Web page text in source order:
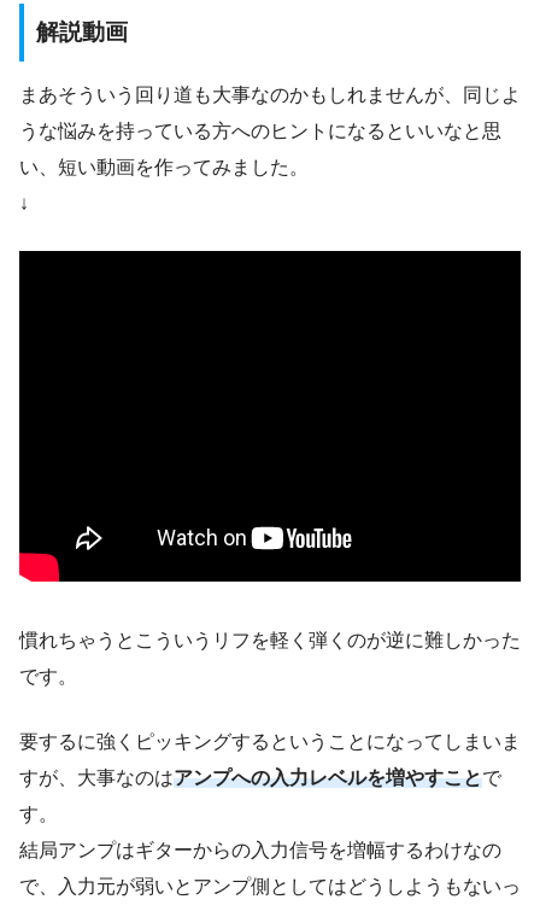
解説動画
まあそういう回り道も大事なのかもしれませんが、同じよ
うな悩みを持っている方へのヒントになるといいなと思
い、短い動画を作ってみました。
↓
慣れちゃうとこういうリフを軽く弾くのが逆に難しかった
です。
要するに強くピッキングするということになってしまいま
すが、大事なのはアンプへの入力レベルを増やすことで
す。
結局アンプはギターからの入力信号を増幅するわけなの
で、入力元が弱いとアンプ側としてはどうしようもないっ